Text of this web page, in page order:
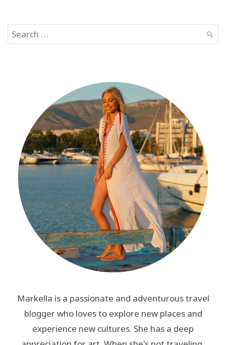
Search
for:
Markella is a passionate and adventurous travel
blogger who loves to explore new places and
experience new cultures. She has a deep